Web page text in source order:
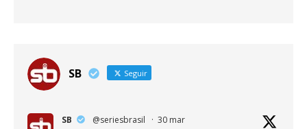
SB Seguir
SB @seriesbrasil · 30 mar